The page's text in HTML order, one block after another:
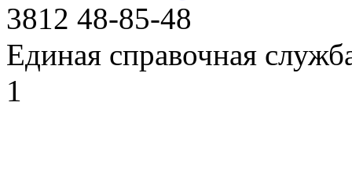
3812 48-85-48
Единая справочная
1